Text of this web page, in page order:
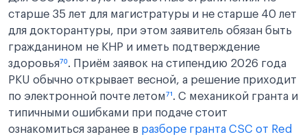
старше 35 лет для магистратуры и не старше 40 лет
для докторантуры, при этом заявитель обязан быть
гражданином не КНР и иметь подтверждение
здоровья⁷⁰. Приём заявок на стипендию 2026 года
PKU обычно открывает весной, а решение приходит
по электронной почте летом⁷¹. С механикой гранта и
типичными ошибками при подаче стоит
ознакомиться заранее в разборе гранта CSC от Red